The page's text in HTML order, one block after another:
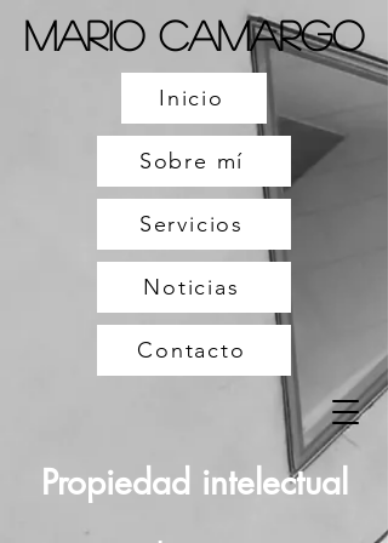
Mario Camargo
Inicio
Sobre mí
Servicios
Noticias
Contacto
Propiedad intelectual